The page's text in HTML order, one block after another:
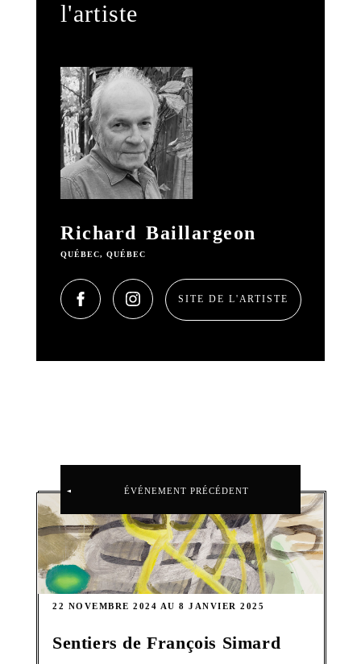
l'artiste
Richard Baillargeon
QUÉBEC, QUÉBEC
SITE DE L'ARTISTE
ÉVÉNEMENT PRÉCÉDENT
22 NOVEMBRE 2024 AU 8 JANVIER 2025
Sentiers de François Simard